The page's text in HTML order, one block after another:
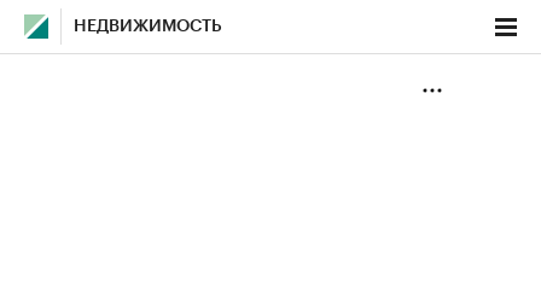
НЕДВИЖИМОСТЬ